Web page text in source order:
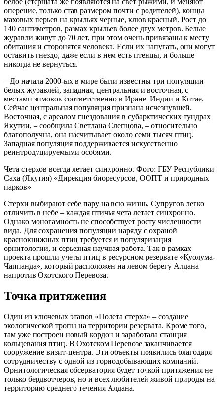
оперение, только став размером почти с родителей), концы
маховых перьев на крыльях черные, клюв красный. Рост до
140 сантиметров, размах крыльев более двух метров. Белые
журавли живут до 70 лет, при этом очень привязаны к месту
обитания и сторонятся человека. Если их напугать, они могут
оставить гнездо, даже если в нем есть птенцы, и больше
никогда не вернуться.
– До начала 2000-ых в мире были известны три популяции
белых журавлей, западная, центральная и восточная, с
местами зимовок соответственно в Иране, Индии и Китае.
Сейчас центральная популяция признана исчезнувшей.
Восточная, с ареалом гнездования в субарктических тундрах
Якутии, – сообщила Светлана Слепцова, – относительно
благополучна, она насчитывает около семи тысяч птиц.
Западная популяция поддерживается искусственно
реинтродуцируемыми особями.
Чета стерхов всегда летает синхронно. Фото: ГБУ Республики
Саха (Якутия) «Дирекция биоресурсов, ООПТ и природных
парков»
Стерхи выбирают себе пару на всю жизнь. Супругов легко
отличить в небе – каждая птичья чета летает синхронно.
Однако моногамность не способствует росту численности
вида. Для сохранения популяции наряду с охраной
краснокнижных птиц требуется и популяризация
орнитологии, и серьезная научная работа. Так в рамках
проекта прошли учеты птиц в ресурсном резервате «Куолума-
Чаппанда», который расположен на левом берегу Алдана
напротив Охотского Перевоза.
Точка притяжения
Один из ключевых этапов «Полета стерха» – создание
экологической тропы на территории резервата. Кроме того,
там уже построен новый кордон и заработала станция
кольцевания птиц. В Охотском Перевозе заканчивается
сооружение визит-центра. Эти объекты появились благодаря
сотрудничеству с одной из горнодобывающих компаний.
Орнитологическая обсерватория будет точкой притяжения не
только бердвотчеров, но и всех любителей живой природы на
территорию среднего течения Алдана.